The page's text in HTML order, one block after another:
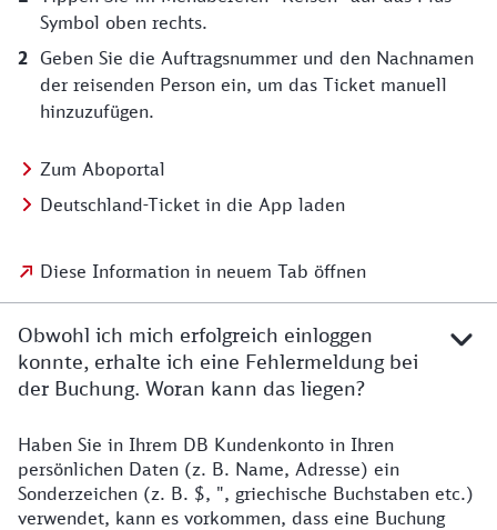
Symbol oben rechts.
Geben Sie die Auftragsnummer und den Nachnamen
der reisenden Person ein, um das Ticket manuell
hinzuzufügen.
Zum Aboportal
Deutschland-Ticket in die App laden
Diese Information in neuem Tab öffnen
Obwohl ich mich erfolgreich einloggen
konnte, erhalte ich eine Fehlermeldung bei
der Buchung. Woran kann das liegen?
Haben Sie in Ihrem DB Kundenkonto in Ihren
persönlichen Daten (z. B. Name, Adresse) ein
Sonderzeichen (z. B. $, ", griechische Buchstaben etc.)
verwendet, kann es vorkommen, dass eine Buchung